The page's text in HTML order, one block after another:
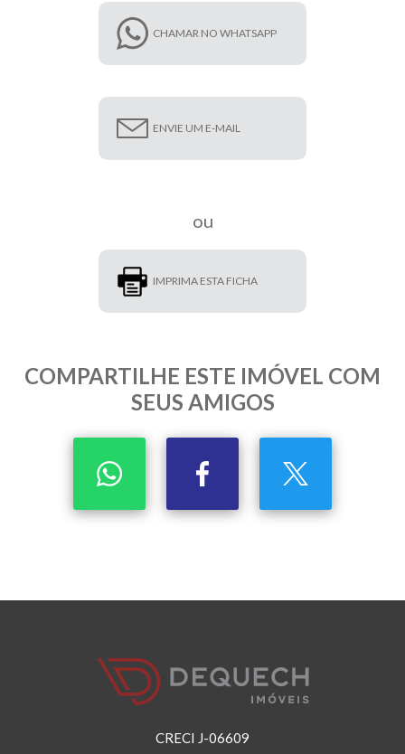
CHAMAR NO WHATSAPP
ENVIE UM E-MAIL
ou
IMPRIMA ESTA FICHA
COMPARTILHE ESTE IMÓVEL COM
SEUS AMIGOS
CRECI J-06609